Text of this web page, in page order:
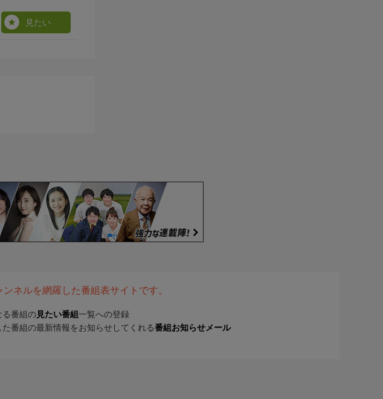
見たい
ネルを網羅した番組表サイトです。
る番組の 見たい番組 一覧への登録
た番組の最新情報をお知らせしてくれる番組お知らせメール